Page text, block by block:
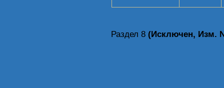
Раздел 8 (Исключен, Изм.